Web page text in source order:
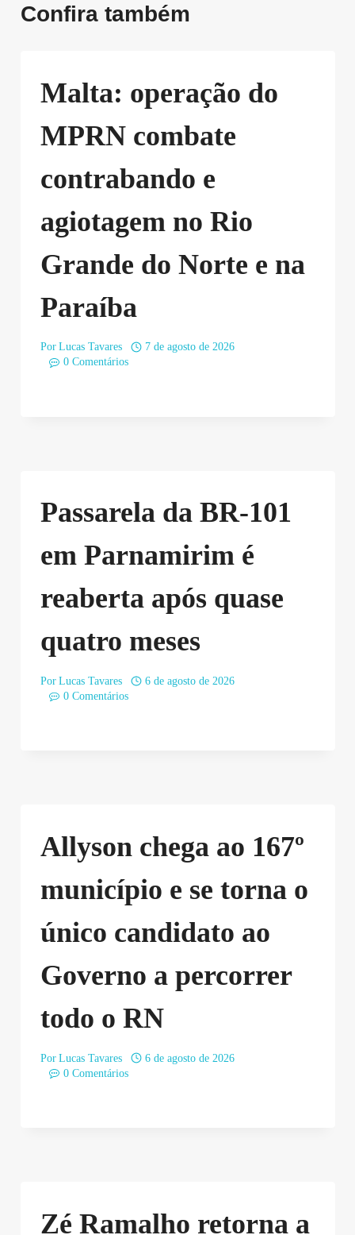
Confira também
Malta: operação do
MPRN combate
contrabando e
agiotagem no Rio
Grande do Norte e na
Paraíba
Por Lucas Tavares
7 de agosto de 2026
0 Comentários
Passarela da BR-101
em Parnamirim é
reaberta após quase
quatro meses
Por Lucas Tavares
6 de agosto de 2026
0 Comentários
Allyson chega ao 167º
município e se torna o
único candidato ao
Governo a percorrer
todo o RN
Por Lucas Tavares
6 de agosto de 2026
0 Comentários
Zé Ramalho retorna a